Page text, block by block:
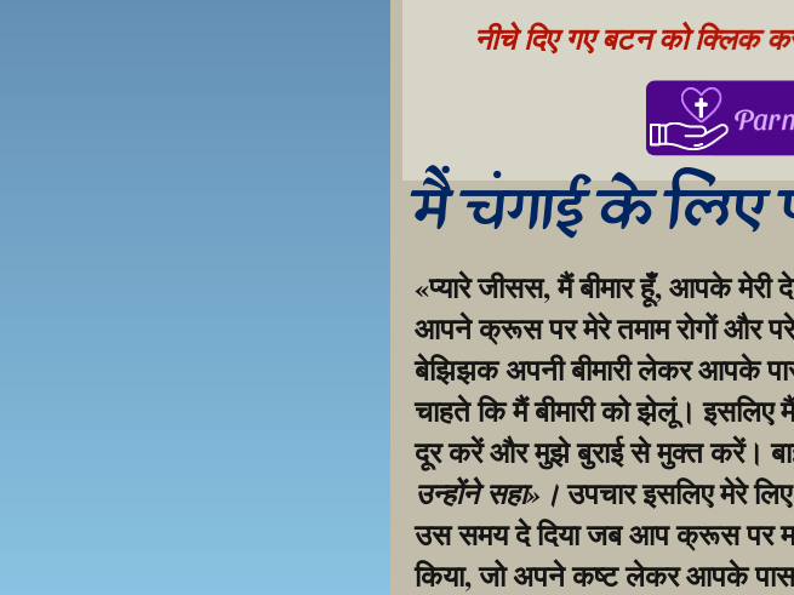
नीचे दिए गए बटन को क्लिक
मैं चंगाई के लिए
«प्यारे जीसस, मैं बीमार हूँ, आपके
आपने क्रूस पर मेरे तमाम रोगों और
बेझिझक अपनी बीमारी लेकर आपके
चाहते कि मैं बीमारी को झेलूं। इसलिए
दूर करें और मुझे बुराई से मुक्त करें।
उन्होंने सहा»। उपचार इसलिए मेरे
उस समय दे दिया जब आप क्रूस पर
किया, जो अपने कष्ट लेकर आपके